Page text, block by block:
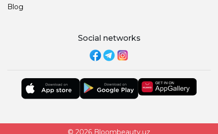
Blog
Social networks
© 2026 Bloombeauty.uz